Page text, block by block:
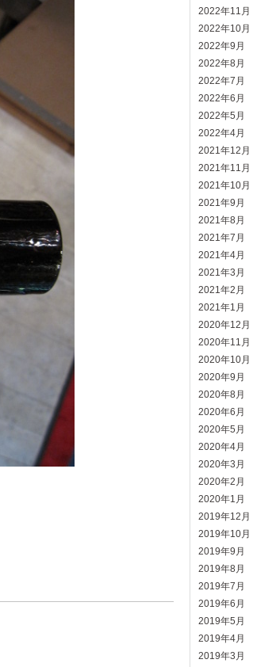
2022年11月
2022年10月
2022年9月
2022年8月
2022年7月
2022年6月
2022年5月
2022年4月
2021年12月
2021年11月
2021年10月
2021年9月
2021年8月
2021年7月
2021年4月
2021年3月
2021年2月
2021年1月
2020年12月
2020年11月
2020年10月
2020年9月
2020年8月
2020年6月
2020年5月
2020年4月
2020年3月
2020年2月
2020年1月
2019年12月
2019年10月
2019年9月
2019年8月
2019年7月
2019年6月
2019年5月
2019年4月
2019年3月